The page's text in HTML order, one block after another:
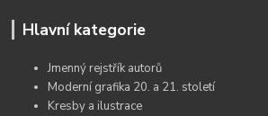
Hlavní kategorie
Jmenný rejstřík autorů
Moderní grafika 20. a 21. století
Kresby a ilustrace